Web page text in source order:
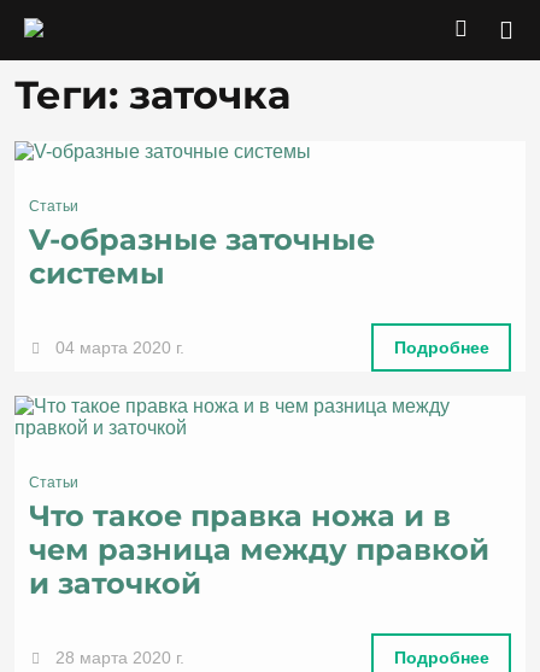
Теги: заточка
Статьи
V-образные заточные
системы
04 марта 2020 г. Подробнее
Статьи
Что такое правка ножа и в
чем разница между правкой
и заточкой
28 марта 2020 г. Подробнее